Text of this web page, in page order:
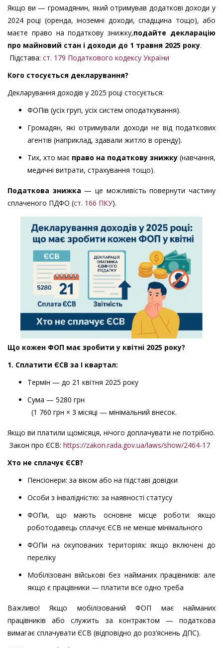
Якщо ви — громадянин, який отримував додаткові доходи у
2024 році (оренда, іноземні доходи, спадщина тощо), або
маєте право на податкову знижку,подайте декларацію
про майновий стан і доходи до 1 травня 2025 року.
Підстава: ст. 179 Податкового кодексу України
Кого стосується декларування?
Декларування доходів у 2025 році стосується:
ФОПів (усіх груп, усіх систем оподаткування).
Громадян, які отримували доходи не від податкових
агентів (наприклад, здавали житло в оренду).
Тих, хто має право на податкову знижку (навчання,
медичні витрати, страхування тощо).
Податкова знижка — це можливість повернути частину
сплаченого ПДФО (ст. 166 ПКУ).
Що кожен ФОП має зробити у квітні 2025 року?
1. Сплатити ЄСВ за І квартал:
Термін — до 21 квітня 2025 року
Сума — 5280 грн
(1 760 грн × 3 місяці — мінімальний внесок.
Якщо ви платили щомісяця, нічого доплачувати не потрібно.
Закон про ЄСВ: https://zakon.rada.gov.ua/laws/show/2464-17
Хто не сплачує ЄСВ?
Пенсіонери: за віком або на підставі довідки
Особи з інвалідністю: за наявності статусу
ФОПи, що мають основне місце роботи: якщо
роботодавець сплачує ЄСВ не менше мінімального
ФОПи на окупованих територіях: якщо включені до
переліку
Мобілізовані військові без найманих працівників: але
якщо є працівники — платити все одно треба
Важливо! Якщо мобілізований ФОП має найманих
працівників або служить за контрактом — податкова
вимагає сплачувати ЄСВ (відповідно до роз’яснень ДПС).